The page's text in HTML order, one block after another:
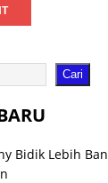
Cari
Bidik Lebih